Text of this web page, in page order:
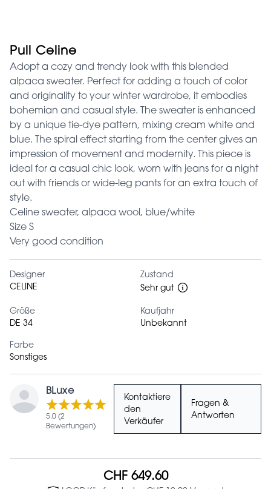
Pull Celine
Adopt a cozy and trendy look with this blended
alpaca sweater. Perfect for adding a touch of color
and originality to your winter wardrobe, it embodies
bohemian and casual style. The sweater is enhanced
by a unique tie-dye pattern, mixing cream white and
blue. The spiral effect starting from the center gives an
impression of movement and modernity. This piece is
ideal for a casual chic look, worn with jeans for a night
out with friends or wide-leg pants for an extra touch of
style.
Celine sweater, alpaca wool, blue/white
Size S
Very good condition
Designer
CELINE
Zustand
Sehr gut
Größe
DE 34
Kaufjahr
Unbekannt
Farbe
Sonstiges
BLuxe
5.0 (2
Bewertungen)
Kontaktiere
den
Verkäufer
Fragen &
Antworten
CHF 649.60